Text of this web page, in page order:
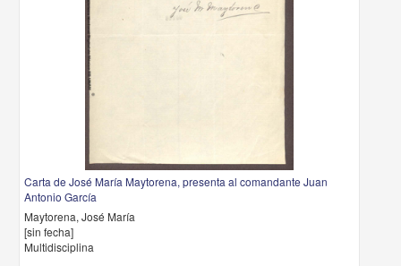
Carta de José María Maytorena, presenta al comandante Juan
Antonio García
Maytorena, José María
[sin fecha]
Multidisciplina